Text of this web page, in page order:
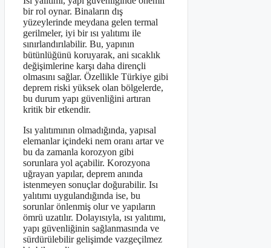
bir rol oynar. Binaların dış
yüzeylerinde meydana gelen termal
gerilmeler, iyi bir ısı yalıtımı ile
sınırlandırılabilir. Bu, yapının
bütünlüğünü koruyarak, ani sıcaklık
değişimlerine karşı daha dirençli
olmasını sağlar. Özellikle Türkiye gibi
deprem riski yüksek olan bölgelerde,
bu durum yapı güvenliğini artıran
kritik bir etkendir.
Isı yalıtımının olmadığında, yapısal
elemanlar içindeki nem oranı artar ve
bu da zamanla korozyon gibi
sorunlara yol açabilir. Korozyona
uğrayan yapılar, deprem anında
istenmeyen sonuçlar doğurabilir. Isı
yalıtımı uygulandığında ise, bu
sorunlar önlenmiş olur ve yapıların
ömrü uzatılır. Dolayısıyla, ısı yalıtımı,
yapı güvenliğinin sağlanmasında ve
sürdürülebilir gelişimde vazgeçilmez